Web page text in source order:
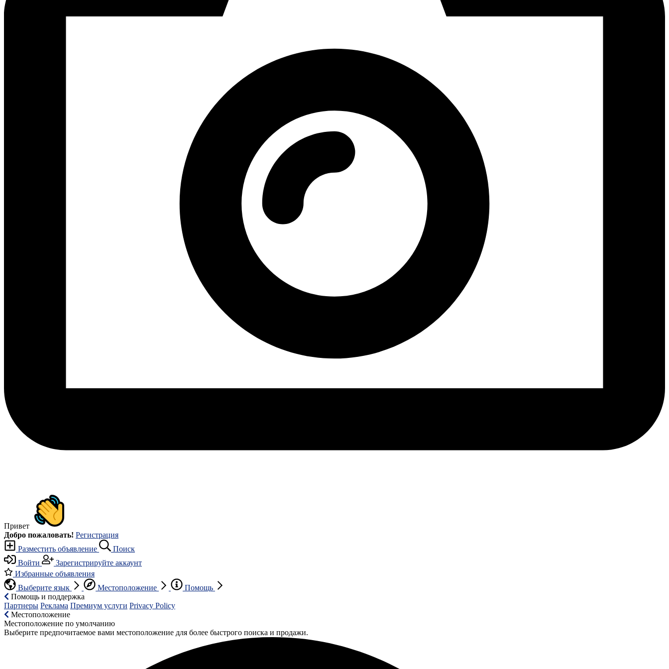
Привет
Добро пожаловать! Регистрация
Разместить объявление
Поиск
Войти
Зарегистрируйте аккаунт
Избранные объявления
Выберите язык
Местоположение
Помощь
Помощь и поддержка
Партнеры Реклама Премиум услуги Privacy Policy
Местоположение
Местоположение по умолчанию
Выберите предпочитаемое вами местоположение для более быстрого поиска и продажи.